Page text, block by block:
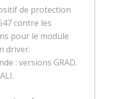
de protection
contre les
pour le module
driver.
: versions GRAD.